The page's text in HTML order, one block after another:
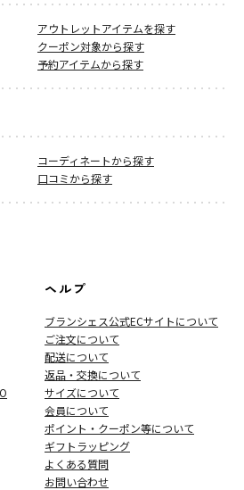
アウトレットアイテムを探す
クーポン対象から探す
予約アイテムから探す
コーディネートから探す
口コミから探す
ヘルプ
ブランシェス公式ECサイトについて
ご注文について
配送について
返品・交換について
サイズについて
会員について
ポイント・クーポン等について
ギフトラッピング
よくある質問
お問い合わせ